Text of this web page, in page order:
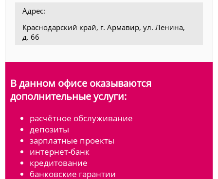
Адрес:
Краснодарский край, г. Армавир, ул. Ленина,
д. 66
В данном офисе оказываются
дополнительные услуги:
расчётное обслуживание
депозиты
зарплатные проекты
интернет-банк
кредитование
банковские гарантии